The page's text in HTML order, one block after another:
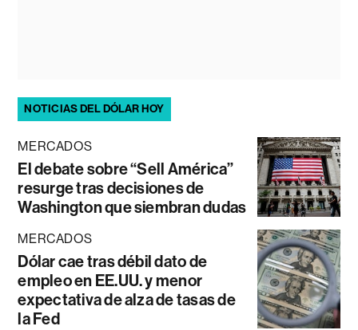
NOTICIAS DEL DÓLAR HOY
MERCADOS
El debate sobre “Sell América”
resurge tras decisiones de
Washington que siembran dudas
MERCADOS
Dólar cae tras débil dato de
empleo en EE.UU. y menor
expectativa de alza de tasas de
la Fed